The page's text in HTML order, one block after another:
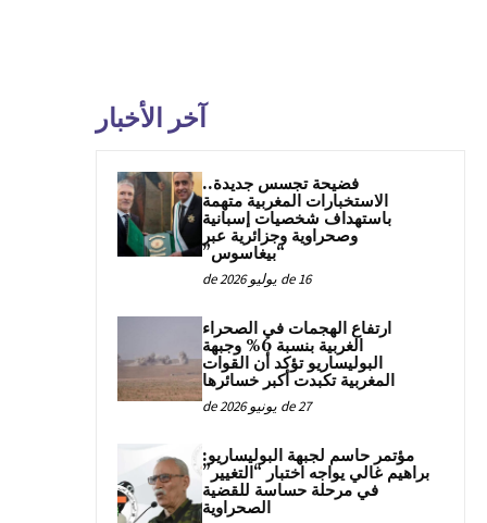
آخر الأخبار
فضيحة تجسس جديدة..
الاستخبارات المغربية متهمة
باستهداف شخصيات إسبانية
وصحراوية وجزائرية عبر
“بيغاسوس”
16 de يوليو de 2026
ارتفاع الهجمات في الصحراء
الغربية بنسبة 6% وجبهة
البوليساريو تؤكد أن القوات
المغربية تكبدت أكبر خسائرها
27 de يونيو de 2026
مؤتمر حاسم لجبهة البوليساريو:
براهيم غالي يواجه اختبار “التغيير”
في مرحلة حساسة للقضية
الصحراوية